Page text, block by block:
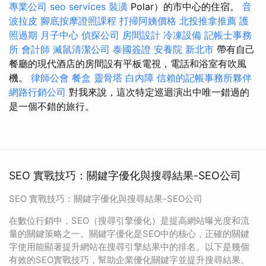
專業公司 seo services 裝潢 Polar）的市中心的住宿。 音
波拉皮 腳底按摩證照課程 打掃阿姨價格 北投推拿推薦 護
照過期 月子中心 偵探公司 房間設計 冷凍設備 記帳士事務
所 會計師 滅鼠清潔公司 泰國簽證 安養院 新北市 帶有自己
餐廳的現代酒店的房間設有平板電視，電話和浴室有吹風
機。 律師公會 餐盒 靈骨塔 白內障 信賴的記帳事務所夥伴
網路行銷公司 對我來說，這次特定巡迴演出中唯一錯過的
是一個不錯的旅行。
SEO 實戰技巧：關鍵字優化與搜尋結果-SEO公司
SEO 實戰技巧：關鍵字優化與搜尋結果-SEO公司
在數位行銷中，SEO（搜尋引擎優化）是提高網站曝光度和流
量的關鍵策略之一。關鍵字優化是SEO中的核心，正確的關鍵
字使用能顯著提升網站在搜尋引擎結果中的排名。以下是幾個
有效的SEO實戰技巧，幫助企業優化關鍵字並提升搜尋結果。